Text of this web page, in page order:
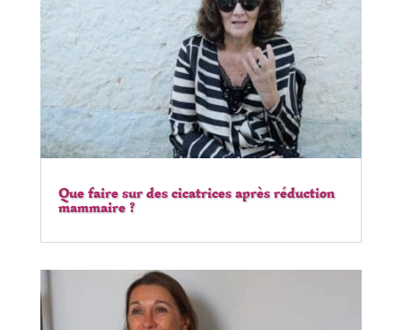
Que faire sur des cicatrices après réduction
mammaire ?